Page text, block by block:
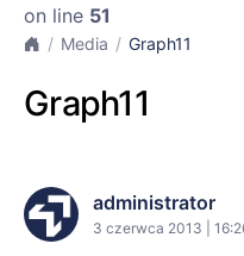
on line 51
Media Graph11
Graph11
administrator
3 czerwca 2013 |